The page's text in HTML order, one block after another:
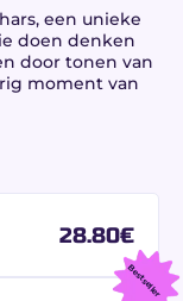
hars, een unieke
doen denken
door tonen van
moment van
28.80€
Bestseller